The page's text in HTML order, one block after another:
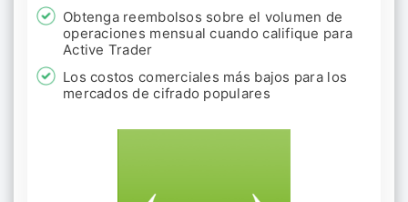
Obtenga reembolsos sobre el volumen de
operaciones mensual cuando califique para
Active Trader
Los costos comerciales más bajos para los
mercados de cifrado populares